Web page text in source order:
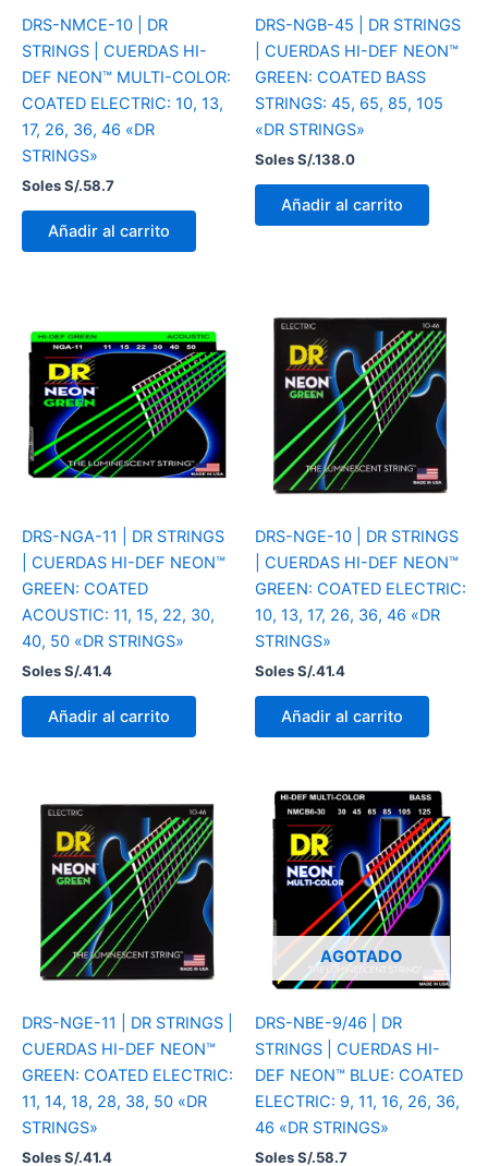
DRS-NMCE-10 | DR
STRINGS | CUERDAS HI-
DEF NEON™ MULTI-COLOR:
COATED ELECTRIC: 10, 13,
17, 26, 36, 46 «DR
STRINGS»
Soles S/.58.7
Añadir al carrito
DRS-NGB-45 | DR STRINGS
| CUERDAS HI-DEF NEON™
GREEN: COATED BASS
STRINGS: 45, 65, 85, 105
«DR STRINGS»
Soles S/.138.0
Añadir al carrito
DRS-NGA-11 | DR STRINGS
| CUERDAS HI-DEF NEON™
GREEN: COATED
ACOUSTIC: 11, 15, 22, 30,
40, 50 «DR STRINGS»
Soles S/.41.4
Añadir al carrito
DRS-NGE-10 | DR STRINGS
| CUERDAS HI-DEF NEON™
GREEN: COATED ELECTRIC:
10, 13, 17, 26, 36, 46 «DR
STRINGS»
Soles S/.41.4
Añadir al carrito
DRS-NGE-11 | DR STRINGS |
CUERDAS HI-DEF NEON™
GREEN: COATED ELECTRIC:
11, 14, 18, 28, 38, 50 «DR
STRINGS»
Soles S/.41.4
AGOTADO
DRS-NBE-9/46 | DR
STRINGS | CUERDAS HI-
DEF NEON™ BLUE: COATED
ELECTRIC: 9, 11, 16, 26, 36,
46 «DR STRINGS»
Soles S/.58.7